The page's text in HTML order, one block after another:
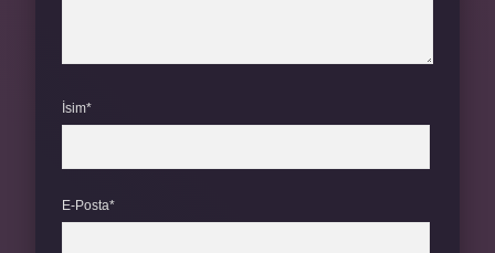
İsim*
E-Posta*